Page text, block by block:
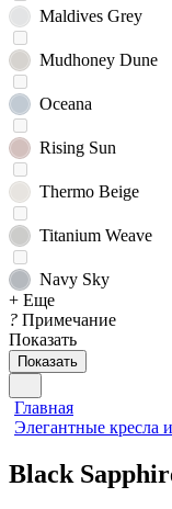
Maldives Grey
Mudhoney Dune
Oceana
Rising Sun
Thermo Beige
Titanium Weave
Navy Sky
+ Еще
? Примечание
Показать
Показать
Главная
Элегантные кресла
Black